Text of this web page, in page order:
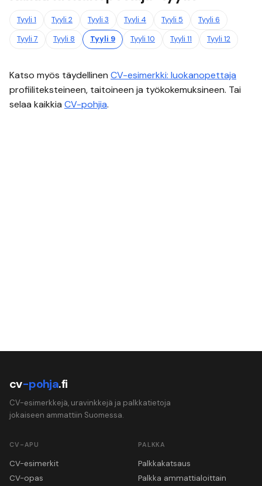
Tyyli 1 Tyyli 2 Tyyli 3 Tyyli 4 Tyyli 5 Tyyli 6
Tyyli 7 Tyyli 8 Tyyli 9 Tyyli 10 Tyyli 11 Tyyli 12
Katso myös täydellinen CV-esimerkki: luokanopettaja
profiiliteksteineen, taitoineen ja työkokemuksineen. Tai
selaa kaikkia CV-pohjia.
cv-pohja.fi
CV-esimerkkejä, uravinkkejä ja palkkatietoja
jokaiseen ammattiin Suomessa.
CV-APU
CV-esimerkit
CV-opas
PALKKA
Palkkakatsaus
Palkka ammattialoittain